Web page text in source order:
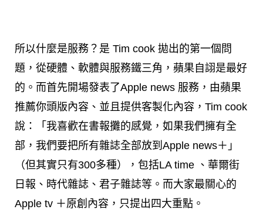
所以什麼是服務？是 Tim cook 拋出的第一個問
題，從硬體、軟體與服務鐵三角，蘋果自詡是最好
的。而首先開場發表了Apple news 服務，由蘋果
推薦你頭版內容、並且提供客製化內容，Tim cook
說：「我喜歡在書報攤的感覺，如果我們擁有全
部，我們要把所有雜誌全部放到Apple news＋」
（但其實只有300多種），包括LA time 、華爾街
日報、時代雜誌、君子雜誌等。而大家最關心的
Apple tv ＋原創內容，只提出四大重點。